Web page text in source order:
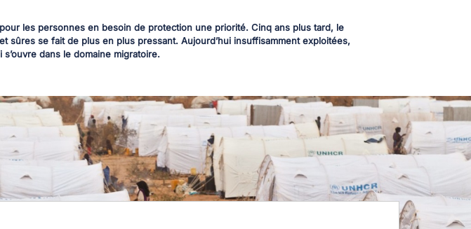
les personnes en besoin de protection une priorité. Cinq ans plus tard, le
sûres se fait de plus en plus pressant. Aujourd’hui insuffisamment exploitées,
dans le domaine migratoire.